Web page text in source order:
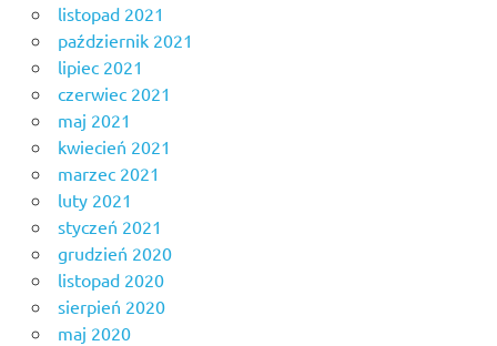
listopad 2021
październik 2021
lipiec 2021
czerwiec 2021
maj 2021
kwiecień 2021
marzec 2021
luty 2021
styczeń 2021
grudzień 2020
listopad 2020
sierpień 2020
maj 2020